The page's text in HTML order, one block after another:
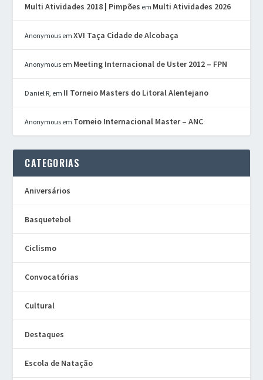
Multi Atividades 2018 | Pimpões em Multi Atividades 2026
Anonymous emXVI Taça Cidade de Alcobaça
Anonymous em Meeting Internacional de Uster 2012 – FPN
Daniel R, em II Torneio Masters do Litoral Alentejano
Anonymous em Torneio Internacional Master – ANC
CATEGORIAS
Aniversários
Basquetebol
Ciclismo
Convocatórias
Cultural
Destaques
Escola de Natação